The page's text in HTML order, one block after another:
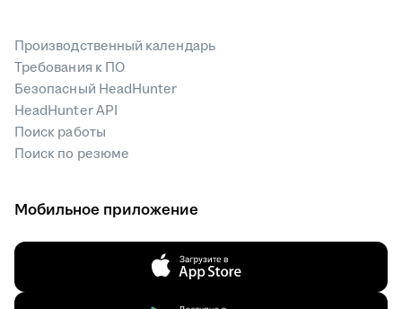
Производственный календарь
Требования к ПО
Безопасный HeadHunter
HeadHunter API
Поиск работы
Поиск по резюме
Мобильное приложение